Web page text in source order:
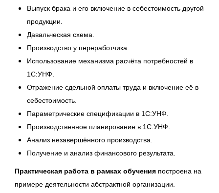
Выпуск брака и его включение в себестоимость другой
продукции.
Давальческая схема.
Производство у переработчика.
Использование механизма расчёта потребностей в
1С:УНФ.
Отражение сдельной оплаты труда и включение её в
себестоимость.
Параметрические спецификации в 1С:УНФ.
Производственное планирование в 1С:УНФ.
Анализ незавершённого производства.
Получение и анализ финансового результата.
Практическая работа в рамках обучения построена на
примере деятельности абстрактной организации.